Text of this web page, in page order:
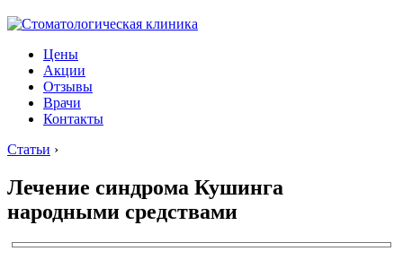
Цены
Акции
Отзывы
Врачи
Контакты
Статьи ›
Лечение синдрома Кушинга
народными средствами